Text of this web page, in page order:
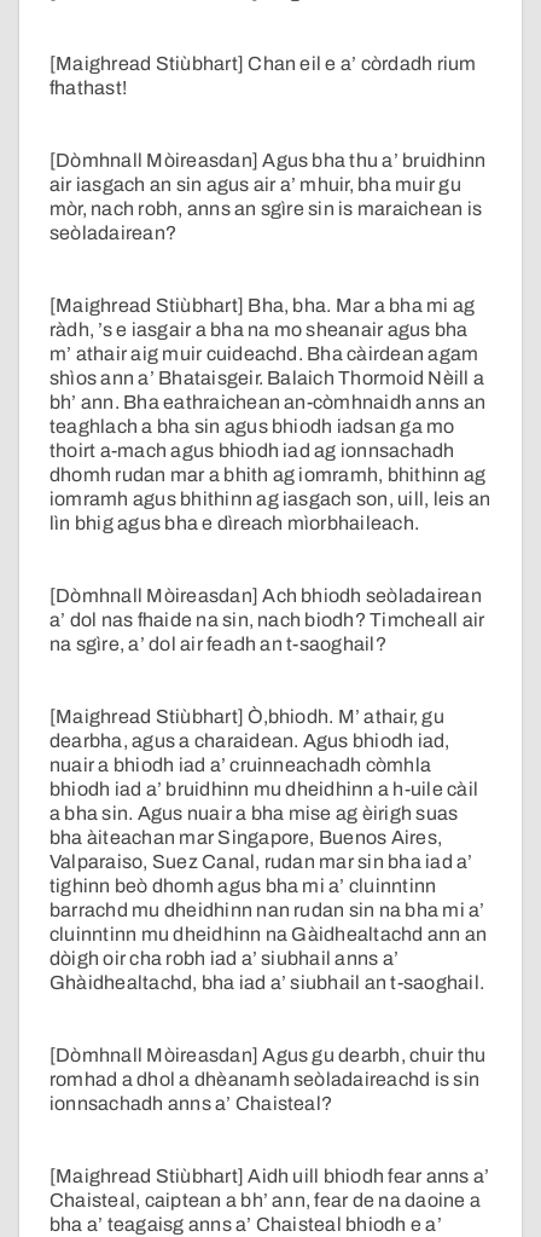
[Maighread Stiùbhart] Chan eil e a’ còrdadh rium
fhathast!
[Dòmhnall Mòireasdan] Agus bha thu a’ bruidhinn
air iasgach an sin agus air a’ mhuir, bha muir gu
mòr, nach robh, anns an sgìre sin is maraichean is
seòladairean?
[Maighread Stiùbhart] Bha, bha. Mar a bha mi ag
ràdh, ’s e iasgair a bha na mo sheanair agus bha
m’ athair aig muir cuideachd. Bha càirdean agam
shìos ann a’ Bhataisgeir. Balaich Thormoid Nèill a
bh’ ann. Bha eathraichean an-còmhnaidh anns an
teaghlach a bha sin agus bhiodh iadsan ga mo
thoirt a-mach agus bhiodh iad ag ionnsachadh
dhomh rudan mar a bhith ag iomramh, bhithinn ag
iomramh agus bhithinn ag iasgach son, uill, leis an
lìn bhig agus bha e dìreach mìorbhaileach.
[Dòmhnall Mòireasdan] Ach bhiodh seòladairean
a’ dol nas fhaide na sin, nach biodh? Timcheall air
na sgìre, a’ dol air feadh an t-saoghail?
[Maighread Stiùbhart] Ò,bhiodh. M’ athair, gu
dearbha, agus a charaidean. Agus bhiodh iad,
nuair a bhiodh iad a’ cruinneachadh còmhla
bhiodh iad a’ bruidhinn mu dheidhinn a h-uile càil
a bha sin. Agus nuair a bha mise ag èirigh suas
bha àiteachan mar Singapore, Buenos Aires,
Valparaiso, Suez Canal, rudan mar sin bha iad a’
tighinn beò dhomh agus bha mi a’ cluinntinn
barrachd mu dheidhinn nan rudan sin na bha mi a’
cluinntinn mu dheidhinn na Gàidhealtachd ann an
dòigh oir cha robh iad a’ siubhail anns a’
Ghàidhealtachd, bha iad a’ siubhail an t-saoghail.
[Dòmhnall Mòireasdan] Agus gu dearbh, chuir thu
romhad a dhol a dhèanamh seòladaireachd is sin
ionnsachadh anns a’ Chaisteal?
[Maighread Stiùbhart] Aidh uill bhiodh fear anns a’
Chaisteal, caiptean a bh’ ann, fear de na daoine a
bha a’ teagaisg anns a’ Chaisteal bhiodh e a’